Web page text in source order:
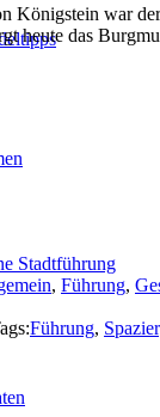
Stadtführung
, Führung,
Führung,